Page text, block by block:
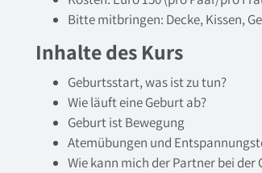
Bitte mitbringen: Decke, Kissen,
Inhalte des Kurs
Geburtsstart, was ist zu tun?
Wie läuft eine Geburt ab?
Geburt ist Bewegung
Atemübungen und
Wie kann mich der Partner bei